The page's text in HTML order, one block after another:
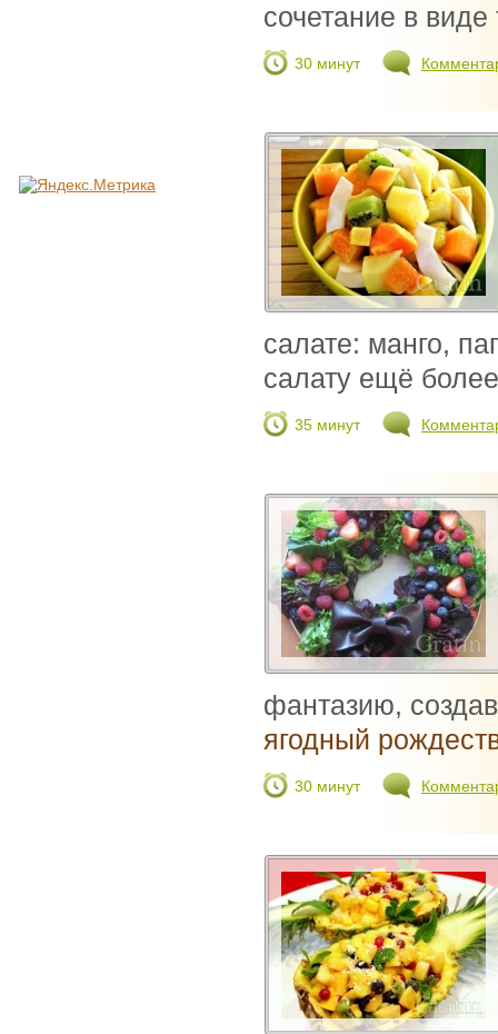
сочетание в
30 минут
салате: манго,
салату ещё
35 минут
фантазию,
ягодный
30 минут